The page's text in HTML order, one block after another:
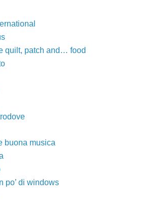
quilt, patch and… food
buona musica
po’ di windows